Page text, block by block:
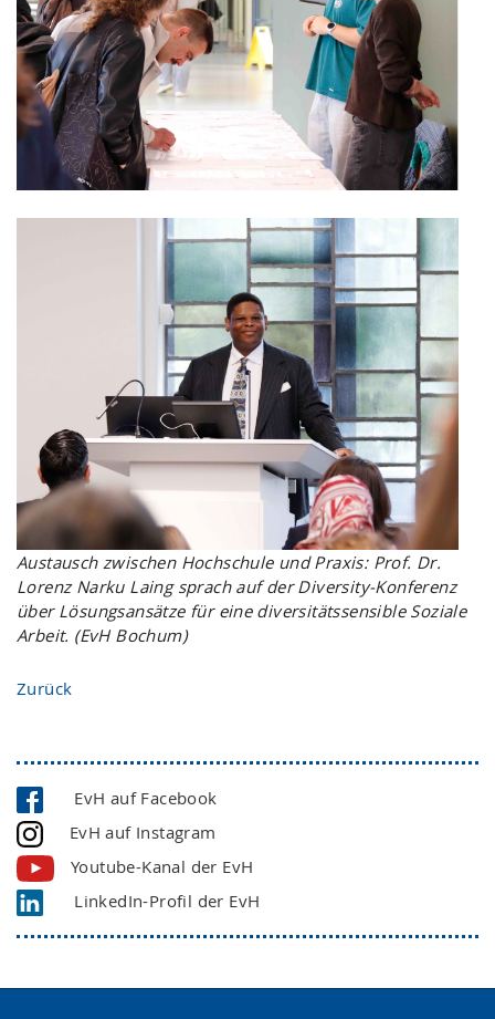
Austausch zwischen Hochschule und Praxis: Prof. Dr.
Lorenz Narku Laing sprach auf der Diversity-Konferenz
über Lösungsansätze für eine diversitätssensible Soziale
Arbeit. (EvH Bochum)
Zurück
EvH auf Facebook
EvH auf Instagram
Youtube-Kanal der EvH
LinkedIn-Profil der EvH